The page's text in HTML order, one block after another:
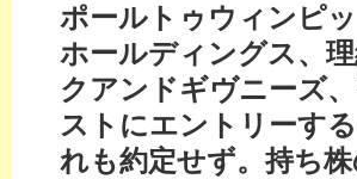
ポールトゥウィンピ
ホールディングス、
クアンドギヴニーズ
ストにエントリーす
れも約定せず。持ち